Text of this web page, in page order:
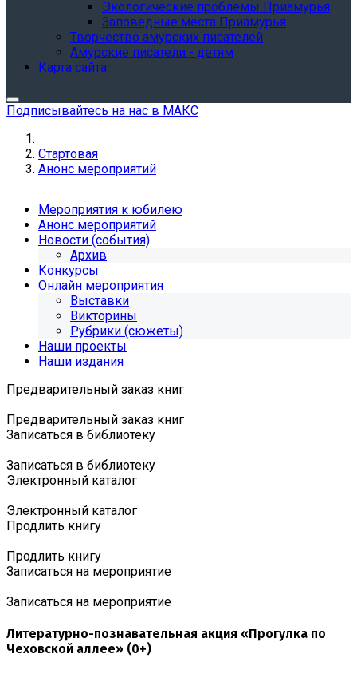
Экологические проблемы Приамурья
Заповедные места Приамурья
Творчество амурских писателей
Амурские писатели - детям
Карта сайта
Подписывайтесь на нас в МАКС
Стартовая
Анонс мероприятий
Мероприятия к юбилею
Анонс мероприятий
Новости (события)
Архив
Конкурсы
Онлайн мероприятия
Выставки
Викторины
Рубрики (сюжеты)
Наши проекты
Наши издания
Предварительный заказ книг
Предварительный заказ книг
Записаться в библиотеку
Записаться в библиотеку
Электронный каталог
Электронный каталог
Продлить книгу
Продлить книгу
Записаться на мероприятие
Записаться на мероприятие
Литературно-познавательная акция «Прогулка по
Чеховской аллее» (0+)